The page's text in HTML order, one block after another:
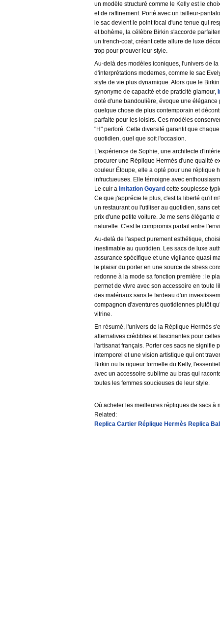
un modèle structuré comme le Kelly est le
et de raffinement. Porté avec un tailleur-
le sac devient le point focal d'une tenue qui
et bohème, la célèbre Birkin s'accorde
un trench-coat, créant cette allure de luxe
trop pour prouver leur style.
Au-delà des modèles iconiques, l'univers de
d'interprétations modernes, comme le sac
style de vie plus dynamique. Alors que le
synonyme de capacité et de praticité glamour,
doté d'une bandoulière, évoque une
quelque chose de plus contemporain et
parfaite pour les loisirs. Ces modèles
"H" perforé. Cette diversité garantit que
quotidien, quel que soit l'occasion.
L'expérience de Sophie, une architecte
procurer une Réplique Hermès d'une qualité
couleur Étoupe, elle a opté pour une réplique
infructueuses. Elle témoigne avec
Le cuir a Imitation Goyard cette souplesse
Ce que j'apprécie le plus, c'est la liberté qu'il
un restaurant ou l'utiliser au quotidien, sans
prix d'une petite voiture. Je me sens élégante
naturelle. C'est le compromis parfait entre
Au-delà de l'aspect purement esthétique,
inestimable au quotidien. Les sacs de luxe
assurance spécifique et une vigilance quasi
le plaisir du porter en une source de stress
redonne à la mode sa fonction première : le
permet de vivre avec son accessoire en toute
des matériaux sans le fardeau d'un
compagnon d'aventures quotidiennes plutôt
vitrine.
En résumé, l'univers de la Réplique Hermès
alternatives crédibles et fascinantes pour
l'artisanat français. Porter ces sacs ne
intemporel et une vision artistique qui ont
Birkin ou la rigueur formelle du Kelly,
avec un accessoire sublime au bras qui
toutes les femmes soucieuses de leur style.
Où acheter les meilleures répliques de sacs à
Related:
Replica Cartier Réplique Hermès Replica